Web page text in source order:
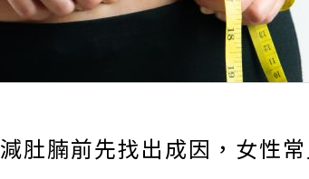
減肚腩前先找出成因，女性